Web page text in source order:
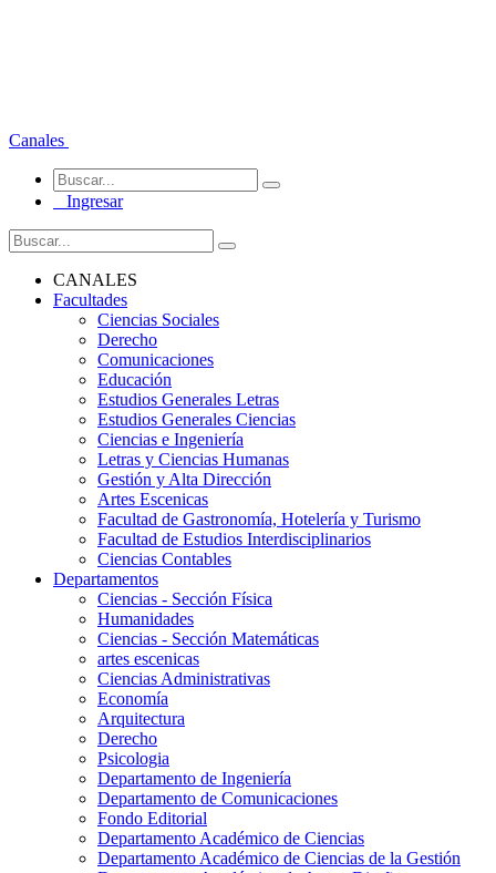
Canales
Ingresar
CANALES
Facultades
Ciencias Sociales
Derecho
Comunicaciones
Educación
Estudios Generales Letras
Estudios Generales Ciencias
Ciencias e Ingeniería
Letras y Ciencias Humanas
Gestión y Alta Dirección
Artes Escenicas
Facultad de Gastronomía, Hotelería y Turismo
Facultad de Estudios Interdisciplinarios
Ciencias Contables
Departamentos
Ciencias - Sección Física
Humanidades
Ciencias - Sección Matemáticas
artes escenicas
Ciencias Administrativas
Economía
Arquitectura
Derecho
Psicologia
Departamento de Ingeniería
Departamento de Comunicaciones
Fondo Editorial
Departamento Académico de Ciencias
Departamento Académico de Ciencias de la Gestión